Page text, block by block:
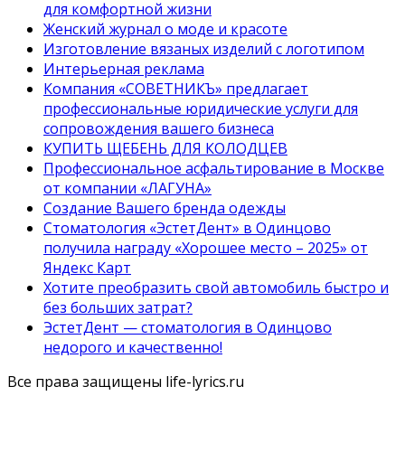
для комфортной жизни
Женский журнал о моде и красоте
Изготовление вязаных изделий с логотипом
Интерьерная реклама
Компания «СОВЕТНИКЪ» предлагает
профессиональные юридические услуги для
сопровождения вашего бизнеса
КУПИТЬ ЩЕБЕНЬ ДЛЯ КОЛОДЦЕВ
Профессиональное асфальтирование в Москве
от компании «ЛАГУНА»
Создание Вашего бренда одежды
Стоматология «ЭстетДент» в Одинцово
получила награду «Хорошее место – 2025» от
Яндекс Карт
Хотите преобразить свой автомобиль быстро и
без больших затрат?
ЭстетДент — стоматология в Одинцово
недорого и качественно!
Все права защищены life-lyrics.ru